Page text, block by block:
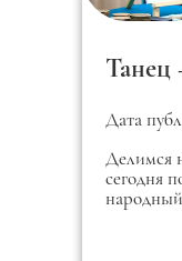
Танец
Дата
Делимся
сегодня